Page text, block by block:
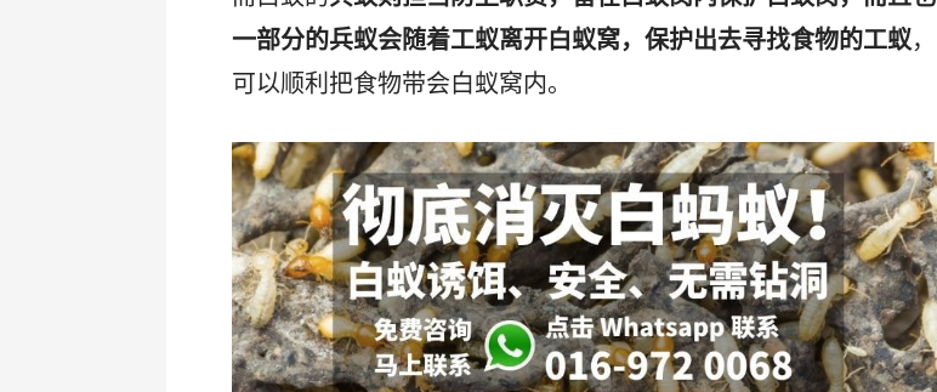
一部分的兵蚁会随着工蚁离开白蚁窝，保护出去寻找食物的工蚁，
可以顺利把食物带会白蚁窝内。